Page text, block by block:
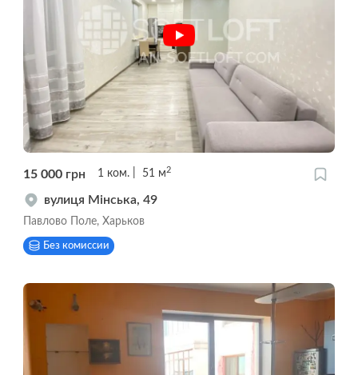
15 000 грн 1 ком. 51 м 2
вулиця Мінська, 49
Павлово Поле, Харьков
Без комиссии